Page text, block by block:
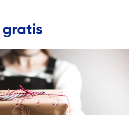
gratis